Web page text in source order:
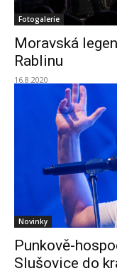
Fotogalerie
Moravská
Rablinu
16.8.2020
Novinky
Punkově-
Slušovice do